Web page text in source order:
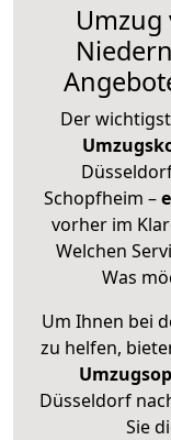
Umzug
Der
Schopfheim –
vorher im
Welchen
Was
Um Ihnen bei
zu helfen,
Düsseldorf
Sie